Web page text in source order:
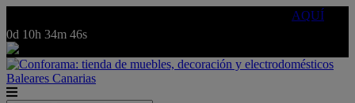
AQUÍ
0d 10h 34m 46s
Baleares Canarias